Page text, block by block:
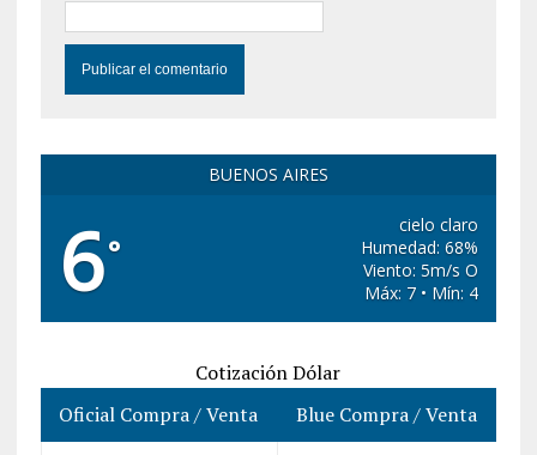
BUENOS AIRES
6°
cielo claro
Humedad: 68%
Viento: 5m/s O
Máx: 7 • Mín: 4
Cotización Dólar
Oficial Compra / Venta
Blue Compra / Venta